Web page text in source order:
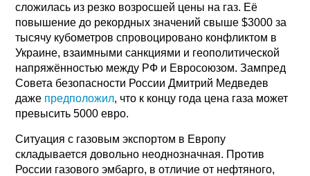
сложилась из резко возросшей цены на газ. Её
повышение до рекордных значений свыше $3000 за
тысячу кубометров спровоцировано конфликтом в
Украине, взаимными санкциями и геополитической
напряжённостью между РФ и Евросоюзом. Зампред
Совета безопасности России Дмитрий Медведев
даже предположил, что к концу года цена газа может
превысить 5000 евро.
Ситуация с газовым экспортом в Европу
складывается довольно неоднозначная. Против
России газового эмбарго, в отличие от нефтяного,